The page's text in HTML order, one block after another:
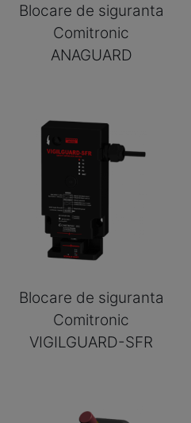
Blocare de siguranta
Comitronic
ANAGUARD
Blocare de siguranta
Comitronic
VIGILGUARD-SFR